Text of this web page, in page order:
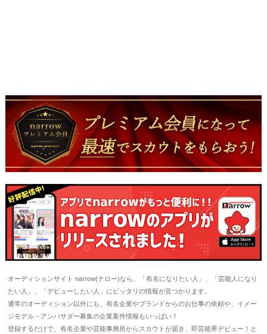
オーディションサイト narrow(ナロー)なら、「有名になりたい人」、「芸能人になり
たい人」、「デビューしたい人」にピッタリの情報が見つかります。
通常のオーディション以外にも、有名企業やブランドからのお仕事の依頼や、イメー
ジモデル・アンバサダー募集の企業案件情報もいっぱい！
登録するだけで、有名企業や芸能事務所からスカウトが届き、即芸能界デビュー！と